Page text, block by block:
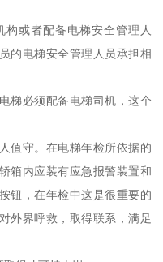
或者配备电梯安全管理人
的电梯安全管理人员承担相
梯必须配备电梯司机，这个
值守。在电梯年检所依据的
箱内应装有应急报警装置和
钮，在年检中这是很重要的
外界呼救，取得联系，满足